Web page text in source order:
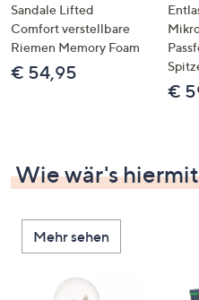
Sandale Lifted
Comfort verstellbare
Riemen Memory Foam
€ 54,95
€
Wie wär's
Mehr sehen